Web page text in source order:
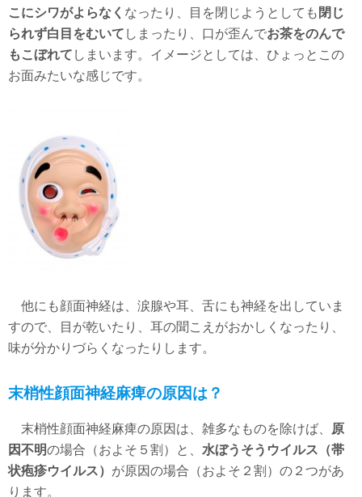
こにシワがよらなく なったり、目を閉じようとしても 閉じ
られず白目をむいて しまったり、口が歪んでお茶をのんで
もこぼれて しまいます。イメージとしては、ひょっとこの
お面みたいな感じです。
他にも顔面神経は、涙腺や耳、舌にも神経を出していま
すので、目が乾いたり、耳の聞こえがおかしくなったり、
味が分かりづらくなったりします。
末梢性顔面神経麻痺の原因は？
末梢性顔面神経麻痺の原因は、雑多なものを除けば、 原
因不明の場合（およそ５割）と、 水ぼうそうウイルス（帯
状疱疹ウイルス） が原因の場合（およそ２割）の２つがあ
ります。